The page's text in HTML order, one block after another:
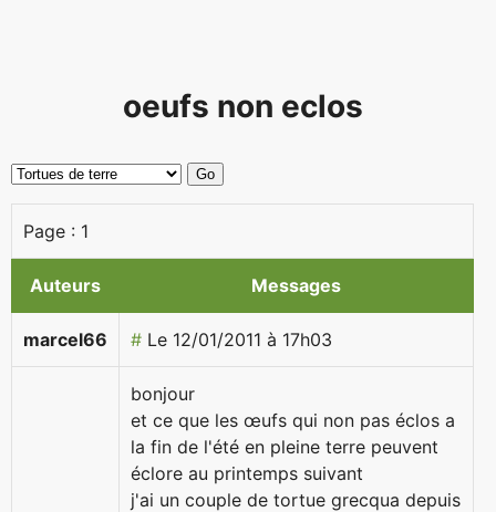
oeufs non eclos
Page : 1
Auteurs Messages
marcel66 # Le 12/01/2011 à 17h03
bonjour
et ce que les œufs qui non pas éclos a
la fin de l'été en pleine terre peuvent
éclore au printemps suivant
j'ai un couple de tortue grecqua depuis